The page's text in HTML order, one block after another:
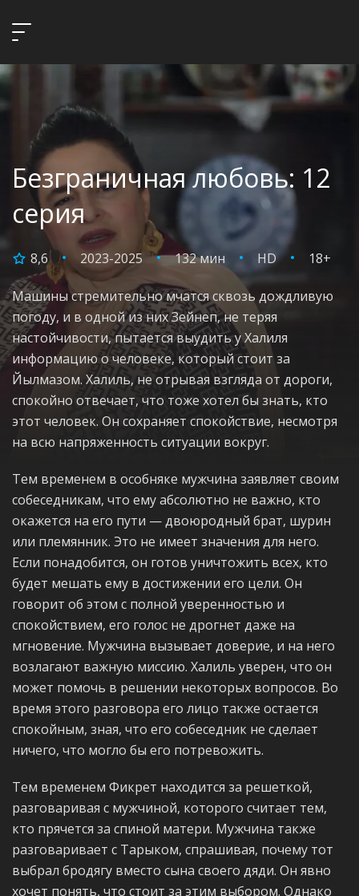
Безграничная любовь: 12
серия
8,6 2023-2025 132 мин HD 18+
Машины стремительно мчатся сквозь дождливую
погоду, и в одной из них Зейнеп, не теряя
настойчивости, пытается выудить у Халиля
информацию о человеке, который стоит за
Йылмазом. Халиль, не отрывая взгляда от дороги,
спокойно отвечает, что тоже хотел бы знать, кто
этот человек. Он сохраняет спокойствие, несмотря
на всю напряженность ситуации вокруг.
Тем временем в особняке мужчина заявляет своим
собеседникам, что ему абсолютно не важно, кто
окажется на его пути — двоюродный брат, шурин
или племянник. Это не имеет значения для него.
Если понадобится, он готов уничтожить всех, кто
будет мешать ему в достижении его цели. Он
говорит об этом с полной уверенностью и
спокойствием, его голос не дрогнет даже на
мгновение. Мужчина вызывает доверие, и на него
возлагают важную миссию. Халиль уверен, что он
может помочь в решении некоторых вопросов. Во
время этого разговора его лицо также остается
спокойным, зная, что его собеседник не сделает
ничего, что могло бы его потревожить.
Тем временем Фикрет находится за решеткой,
разговаривая с мужчиной, которого считает тем,
кто прячется за спиной матери. Мужчина также
разговаривает с Тарыком, спрашивая, почему тот
выбрал бродягу вместо сына своего дяди. Он явно
хочет понять, что стоит за этим выбором. Однако